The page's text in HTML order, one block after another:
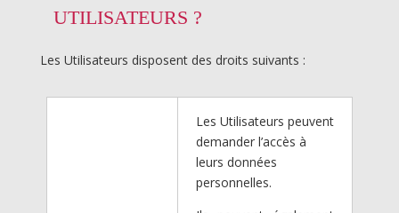
UTILISATEURS ?
Les Utilisateurs disposent des droits suivants :
Les Utilisateurs peuvent
demander l’accès à
leurs données
personnelles.